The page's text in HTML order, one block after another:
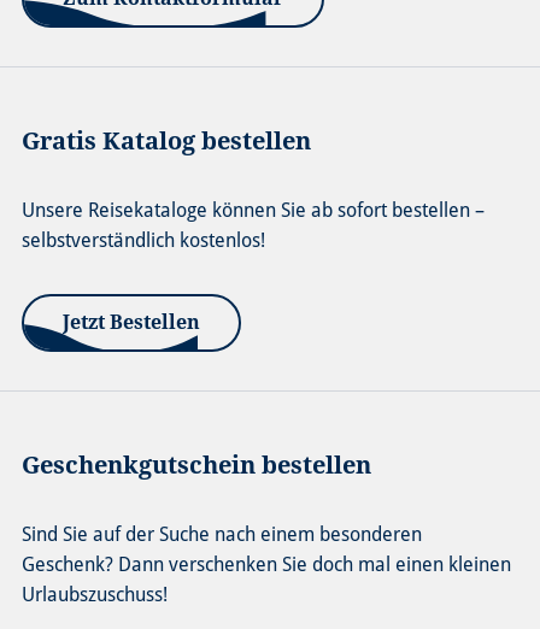
Gratis Katalog bestellen
Unsere Reisekataloge können Sie ab sofort bestellen –
selbstverständlich kostenlos!
Jetzt Bestellen
Geschenkgutschein bestellen
Sind Sie auf der Suche nach einem besonderen
Geschenk? Dann verschenken Sie doch mal einen kleinen
Urlaubszuschuss!